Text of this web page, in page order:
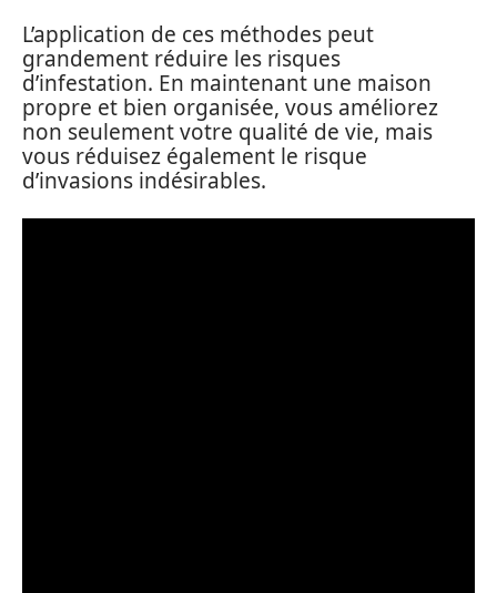
L’application de ces méthodes peut
grandement réduire les risques
d’infestation. En maintenant une maison
propre et bien organisée, vous améliorez
non seulement votre qualité de vie, mais
vous réduisez également le risque
d’invasions indésirables.